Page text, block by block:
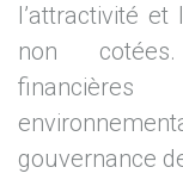
l’attractivité
non
gouvernance